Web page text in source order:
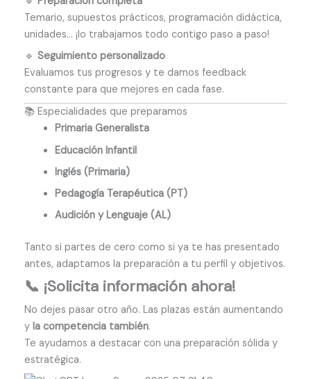
Temario, supuestos prácticos, programación didáctica,
unidades… ¡lo trabajamos todo contigo paso a paso!
🔹 Seguimiento personalizado
Evaluamos tus progresos y te damos feedback
constante para que mejores en cada fase.
📚 Especialidades que preparamos
Primaria Generalista
Educación Infantil
Inglés (Primaria)
Pedagogía Terapéutica (PT)
Audición y Lenguaje (AL)
Tanto si partes de cero como si ya te has presentado
antes, adaptamos la preparación a tu perfil y objetivos.
📞 ¡Solicita información ahora!
No dejes pasar otro año. Las plazas están aumentando
y la competencia también.
Te ayudamos a destacar con una preparación sólida y
estratégica.